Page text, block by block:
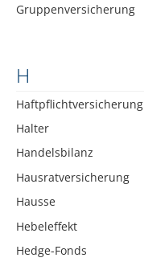
Gruppenversicherung
H
Haftpflichtversicherung
Halter
Handelsbilanz
Hausratversicherung
Hausse
Hebeleffekt
Hedge-Fonds